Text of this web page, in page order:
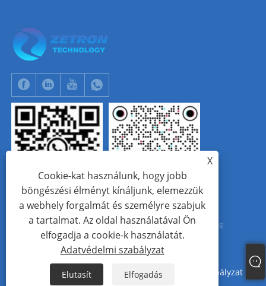
WhatsApp Tik Tok
Copyright © 2024 Beijing Zetron Technology Co., Ltd. Minden jog
Sitemap XML Adatvédelmi szabályzat
X
Cookie-kat használunk, hogy jobb
böngészési élményt kínáljunk, elemezzük
a webhely forgalmát és személyre szabjuk
a tartalmat. Az oldal használatával Ön
elfogadja a cookie-k használatát.
Adatvédelmi szabályzat
Elutasít Elfogadás